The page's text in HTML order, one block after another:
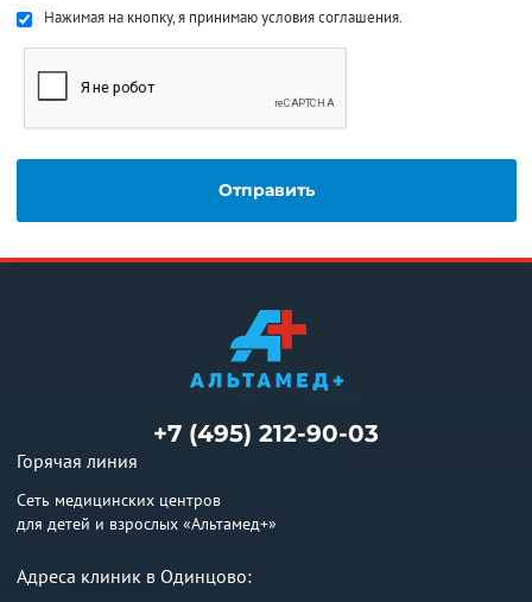
Нажимая на кнопку, я принимаю условия соглашения.
+7 (495) 212-90-03
Горячая линия
Сеть медицинских центров
для детей и взрослых «Альтамед+»
Адреса клиник в Одинцово: